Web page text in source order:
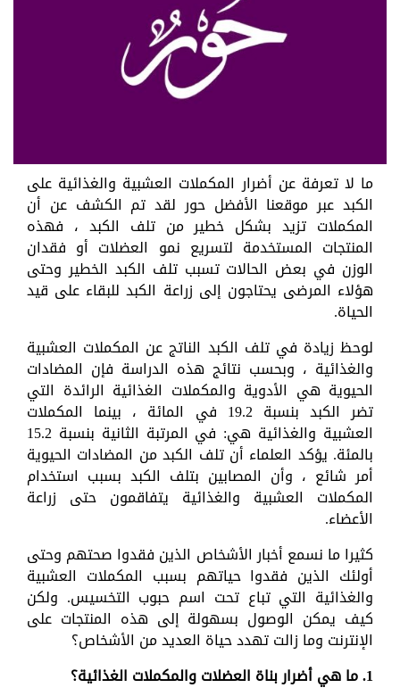
ما لا تعرفة عن أضرار المكملات العشبية والغذائية على
الكبد عبر موقعنا الأفضل حور لقد تم الكشف عن أن
المكملات تزيد بشكل خطير من تلف الكبد ، فهذه
المنتجات المستخدمة لتسريع نمو العضلات أو فقدان
الوزن في بعض الحالات تسبب تلف الكبد الخطير وحتى
هؤلاء المرضى يحتاجون إلى زراعة الكبد للبقاء على قيد
الحياة.
لوحظ زيادة في تلف الكبد الناتج عن المكملات العشبية
والغذائية ، وبحسب نتائج هذه الدراسة فإن المضادات
الحيوية هي الأدوية والمكملات الغذائية الرائدة التي
تضر الكبد بنسبة 19.2 في المائة ، بينما المكملات
العشبية والغذائية هي: في المرتبة الثانية بنسبة 15.2
بالمئة. يؤكد العلماء أن تلف الكبد من المضادات الحيوية
أمر شائع ، وأن المصابين بتلف الكبد بسبب استخدام
المكملات العشبية والغذائية يتفاقمون حتى زراعة
الأعضاء.
كثيرا ما نسمع أخبار الأشخاص الذين فقدوا صحتهم وحتى
أولئك الذين فقدوا حياتهم بسبب المكملات العشبية
والغذائية التي تباع تحت اسم حبوب التخسيس. ولكن
كيف يمكن الوصول بسهولة إلى هذه المنتجات على
الإنترنت وما زالت تهدد حياة العديد من الأشخاص؟
1. ما هي أضرار بناة العضلات والمكملات الغذائية؟